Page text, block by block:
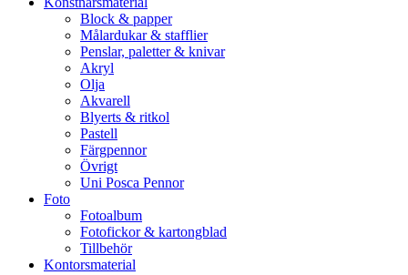
Block & papper
Målardukar & stafflier
Penslar, paletter & knivar
Akryl
Olja
Akvarell
Blyerts & ritkol
Pastell
Färgpennor
Övrigt
Uni Posca Pennor
Foto
Fotoalbum
Fotofickor & kartongblad
Tillbehör
Kontorsmaterial